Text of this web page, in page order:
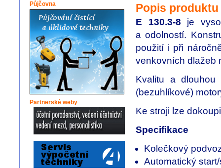
Popis produktu
E 130.3-8 je
a odolností.
použití i při
venkovních dlažeb
Kvalitu a dlouhou
(bezuhlíkové)
Ke stroji lze
Specifikace
Kolečkový
Automatický
Půjčovna
Partnerské weby